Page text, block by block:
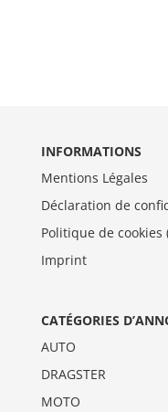
INFORMATIONS
Mentions Légales
Déclaration de
Politique de cookies
Imprint
CATÉGORIES
AUTO
DRAGSTER
MOTO